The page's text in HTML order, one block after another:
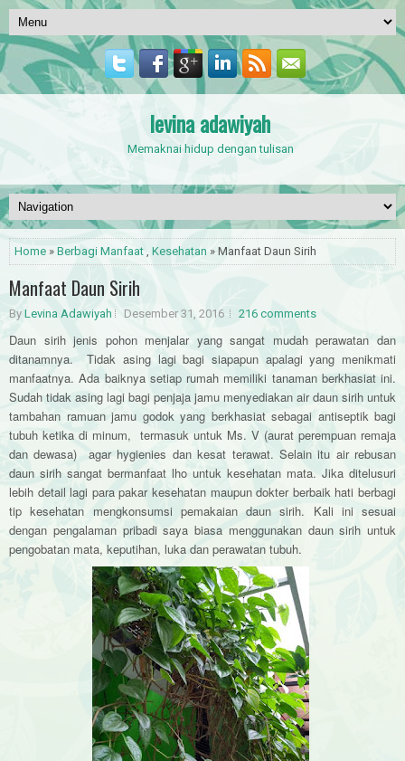
levina adawiyah
Memaknai hidup dengan tulisan
Home » Berbagi Manfaat , Kesehatan » Manfaat Daun Sirih
Manfaat Daun Sirih
By Levina Adawiyah Desember 31, 2016 216 comments
Daun sirih jenis pohon menjalar yang sangat mudah perawatan dan
ditanamnya. Tidak asing lagi bagi siapapun apalagi yang menikmati
manfaatnya. Ada baiknya setiap rumah memiliki tanaman berkhasiat ini.
Sudah tidak asing lagi bagi penjaja jamu menyediakan air daun sirih untuk
tambahan ramuan jamu godok yang berkhasiat sebagai antiseptik bagi
tubuh ketika di minum, termasuk untuk Ms. V (aurat perempuan remaja
dan dewasa) agar hygienies dan kesat terawat. Selain itu air rebusan
daun sirih sangat bermanfaat lho untuk kesehatan mata. Jika ditelusuri
lebih detail lagi para pakar kesehatan maupun dokter berbaik hati berbagi
tip kesehatan mengkonsumsi pemakaian daun sirih. Kali ini sesuai
dengan pengalaman pribadi saya biasa menggunakan daun sirih untuk
pengobatan mata, keputihan, luka dan perawatan tubuh.